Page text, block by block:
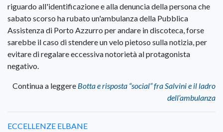
riguardo all'identificazione e alla denuncia della persona che
sabato scorso ha rubato un'ambulanza della Pubblica
Assistenza di Porto Azzurro per andare in discoteca, forse
sarebbe il caso di stendere un velo pietoso sulla notizia, per
evitare di regalare eccessiva notorietà al protagonista
negativo.
Continua a leggere Botta e risposta “social” fra Salvini e il ladro
dell’ambulanza
ECCELLENZE ELBANE